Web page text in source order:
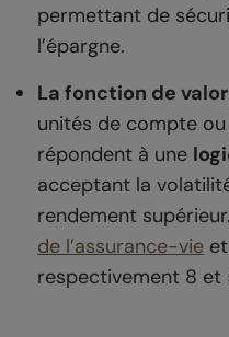
permettant de
l’épargne.
La fonction de
unités de compte ou
répondent à une
acceptant la
rendement
de l’assurance-vie
respectivement 8 et